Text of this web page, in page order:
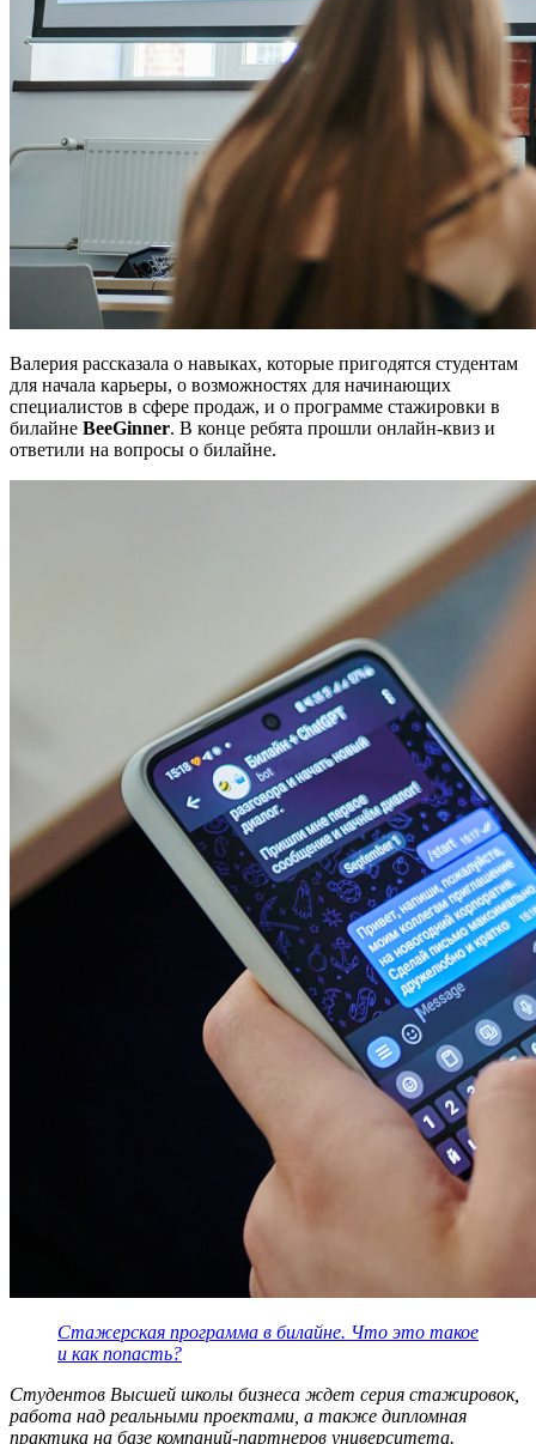
Валерия рассказала о навыках, которые пригодятся студентам
для начала карьеры, о возможностях для начинающих
специалистов в сфере продаж, и о программе стажировки в
билайне BeeGinner. В конце ребята прошли онлайн-квиз и
ответили на вопросы о билайне.
Стажерская программа в билайне. Что это такое
и как попасть?
Студентов Высшей школы бизнеса ждет серия стажировок,
работа над реальными проектами, а также дипломная
практика на базе компаний-партнеров университета.